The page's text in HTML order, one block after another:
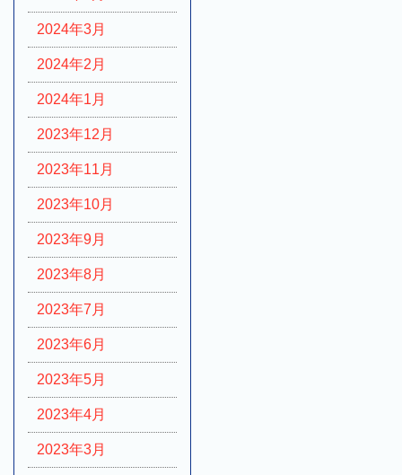
2024年3月
2024年2月
2024年1月
2023年12月
2023年11月
2023年10月
2023年9月
2023年8月
2023年7月
2023年6月
2023年5月
2023年4月
2023年3月